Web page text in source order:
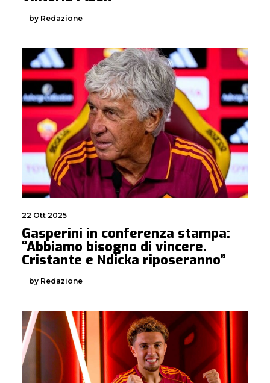
by Redazione
22 Ott 2025
Gasperini in conferenza stampa:
“Abbiamo bisogno di vincere.
Cristante e Ndicka riposeranno”
by Redazione